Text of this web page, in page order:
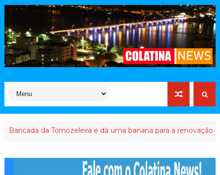
da Tornozeleira e dá uma banana para a renovação em